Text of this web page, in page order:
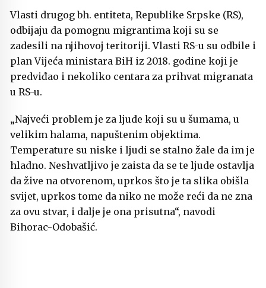
Vlasti drugog bh. entiteta, Republike Srpske (RS),
odbijaju da pomognu migrantima koji su se
zadesili na njihovoj teritoriji. Vlasti RS-u su odbile i
plan Vijeća ministara BiH iz 2018. godine koji je
predviđao i nekoliko centara za prihvat migranata
u RS-u.
„Najveći problem je za ljude koji su u šumama, u
velikim halama, napuštenim objektima.
Temperature su niske i ljudi se stalno žale da im je
hladno. Neshvatljivo je zaista da se te ljude ostavlja
da žive na otvorenom, uprkos što je ta slika obišla
svijet, uprkos tome da niko ne može reći da ne zna
za ovu stvar, i dalje je ona prisutna“, navodi
Bihorac-Odobašić.